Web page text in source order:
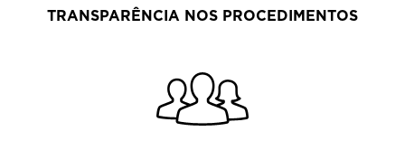
TRANSPARÊNCIA NOS PROCEDIMENTOS